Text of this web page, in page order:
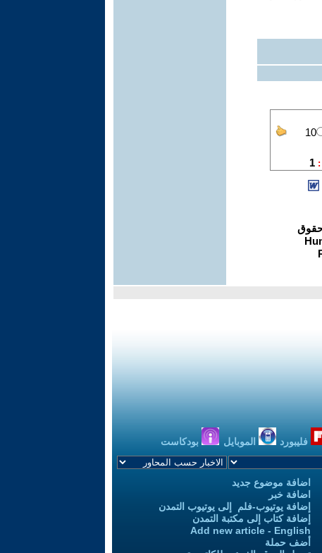
فليبورد الموبايل بودكاست
اضافة موضوع جديد
اضافة خبر
إضافة يوتيوب-فلم إلى يوتيوب التمدن
إضافة كتاب إلى مكتبة التمدن
Add new article - English
أضف حملة